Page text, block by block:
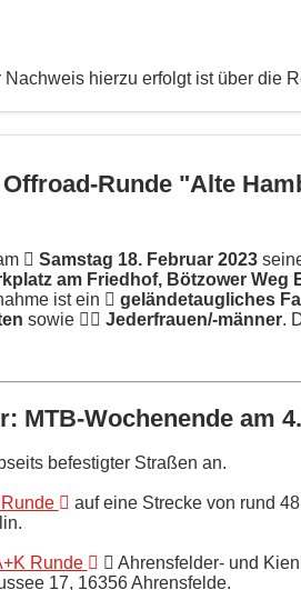
hierzu erfolgt ist über die
Runde "Alte
Samstag 18. Februar 2023
am Friedhof, Bötzower Weg
ist ein geländetaugliches
sowie Jederfrauen/-männer.
Wochenende am
befestigter Straßen an.
auf eine Strecke von rund
Runde
Ahrensfelder- und
17, 16356 Ahrensfelde.